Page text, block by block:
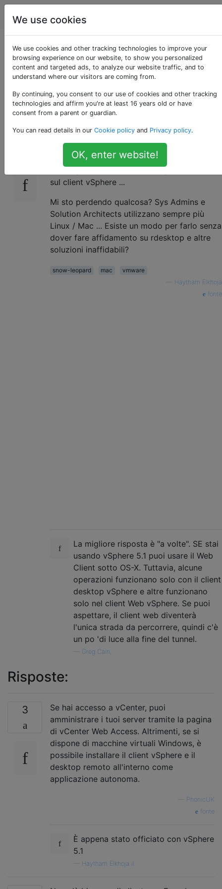
Apple
modo semplice per
gestire VMware ESXi
su Mac OS X.
8
Sono un ragazzo VMware, eseguendo una
dozzina di ESXi ... e sono anche un utente
mac e l'ho avuto con l'avvio di VMware
Fusion per avviare il mio Win7 per lavorare
sul client vSphere ...
Mi sto perdendo qualcosa? Sys Admins e
Solution Architects utilizzano sempre più
Linux / Mac ... Esiste un modo per farlo senza
dover fare affidamento su rdesktop e altre
soluzioni inaffidabili?
snow-leopard mac
vmware
Haytham Elkhoja
fonte
La migliore risposta è "a volte". SE stai
usando vSphere 5.1 puoi usare il Web
Client sotto OS-X. Tuttavia, alcune
operazioni funzionano solo con il client
desktop vSphere e altre funzionano
solo nel client Web vSphere. Se puoi
aspettare, il client web diventerà
l'unica strada da percorrere, quindi c'è
un po 'di luce alla fine del tunnel.
Greg Cain,
Risposte:
3
Se hai accesso a vCenter, puoi
amministrare i tuoi server tramite la pagina
di vCenter Web Access. Altrimenti, se si
dispone di macchine virtuali Windows, è
possibile installare il client vSphere e il
desktop remoto all'interno come
applicazione autonoma.
PhonicUK
fonte
È appena stato officiato con vSphere
5.1
Haytham Elkhoja il
We use cookies
We use cookies and other tracking technologies to improve your
browsing experience on our website, to show you personalized
content and targeted ads, to analyze our website traffic, and to
understand where our visitors are coming from.
By continuing, you consent to our use of cookies and other tracking
technologies and affirm you're at least 16 years old or have
consent from a parent or guardian.
You can read details in our Cookie policy and Privacy policy.
OK, enter website!